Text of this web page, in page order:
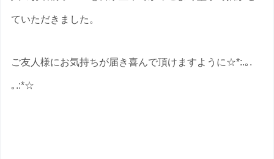
ていただきました。
ご友人様にお気持ちが届き喜んで頂けますように☆*:.｡.
｡.:*☆